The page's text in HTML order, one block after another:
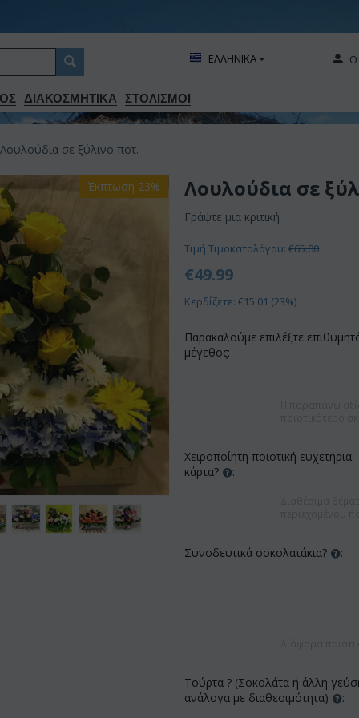
ΔΙΑΚΟΣΜΗΤΙΚA ΣΤΟΛΙΣΜΟΙ
Ο
ΕΛΛΗΝΙΚΑ
Λουλούδια σε ξύλινο ποτ.
Έκπτωση 23% Λουλούδια σε
Γράψτε μια κριτική
Τιμή Τιμοκαταλόγου: €65.00
€49.99
Κερδίζετε: €15.01 (23%)
Παρακαλούμε επιλέξτε
μέγεθος:
Χειροποίητη ποιοτική ευχετήρια
κάρτα?
:
Συνοδευτικά σοκολατάκια? :
Τούρτα ? (Σοκολάτα ή άλλη
ανάλογα με διαθεσιμότητα)
: